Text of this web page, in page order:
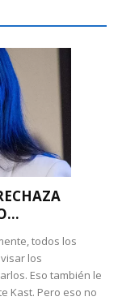
todos los
los
Eso también le
Kast. Pero eso no